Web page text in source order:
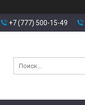
+7 (777) 500-15-49